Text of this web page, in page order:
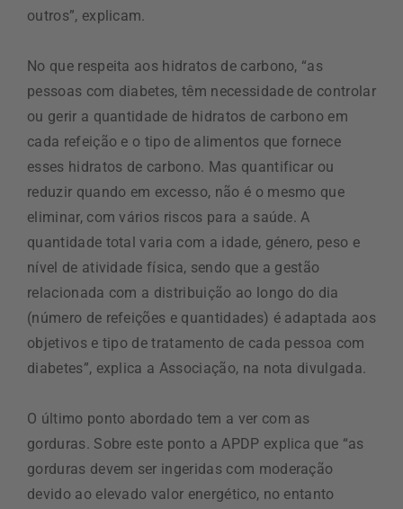
outros”, explicam.
No que respeita aos hidratos de carbono, “as
pessoas com diabetes, têm necessidade de controlar
ou gerir a quantidade de hidratos de carbono em
cada refeição e o tipo de alimentos que fornece
esses hidratos de carbono. Mas quantificar ou
reduzir quando em excesso, não é o mesmo que
eliminar, com vários riscos para a saúde. A
quantidade total varia com a idade, género, peso e
nível de atividade física, sendo que a gestão
relacionada com a distribuição ao longo do dia
(número de refeições e quantidades) é adaptada aos
objetivos e tipo de tratamento de cada pessoa com
diabetes”, explica a Associação, na nota divulgada.
O último ponto abordado tem a ver com as
gorduras. Sobre este ponto a APDP explica que “as
gorduras devem ser ingeridas com moderação
devido ao elevado valor energético, no entanto